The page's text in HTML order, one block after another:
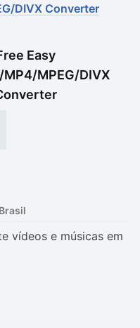
Ver mais
Ver mais
DIVX Converter
Easy
MPEG/DIVX
vídeos e músicas em